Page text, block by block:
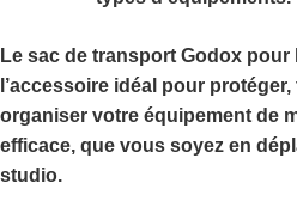
Le sac de transport Godox pour
l’accessoire idéal pour
organiser votre équipement de
efficace, que vous soyez en
studio.